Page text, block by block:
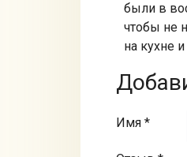
были в
чтобы не
на кухне
Имя *